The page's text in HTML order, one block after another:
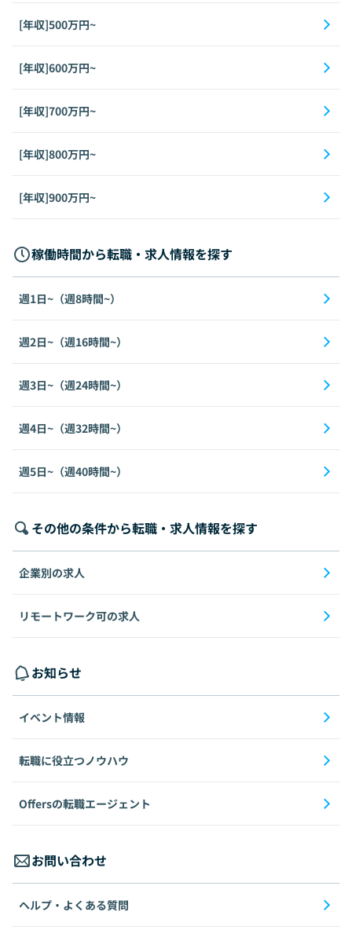
[年収]500万円~
[年収]600万円~
[年収]700万円~
[年収]800万円~
[年収]900万円~
稼働時間から転職・求人情報を探す
週1日~（週8時間~）
週2日~（週16時間~）
週3日~（週24時間~）
週4日~（週32時間~）
週5日~（週40時間~）
その他の条件から転職・求人情報を探す
企業別の求人
リモートワーク可の求人
お知らせ
イベント情報
転職に役立つノウハウ
Offersの転職エージェント
お問い合わせ
ヘルプ・よくある質問